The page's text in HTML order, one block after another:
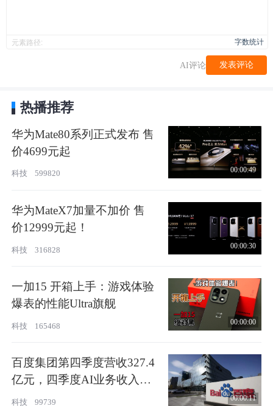
元素路径: 字数统计
AI评论 发表评论
热播推荐
华为Mate80系列正式发布 售
价4699元起
科技 599820 00:00:49
华为MateX7加量不加价 售
价12999元起！
科技 316828 00:00:30
一加15 开箱上手：游戏体验
爆表的性能Ultra旗舰
科技 165468 00:00:00
百度集团第四季度营收327.4
亿元，四季度AI业务收入占
比43%
科技 99739 00:00:11